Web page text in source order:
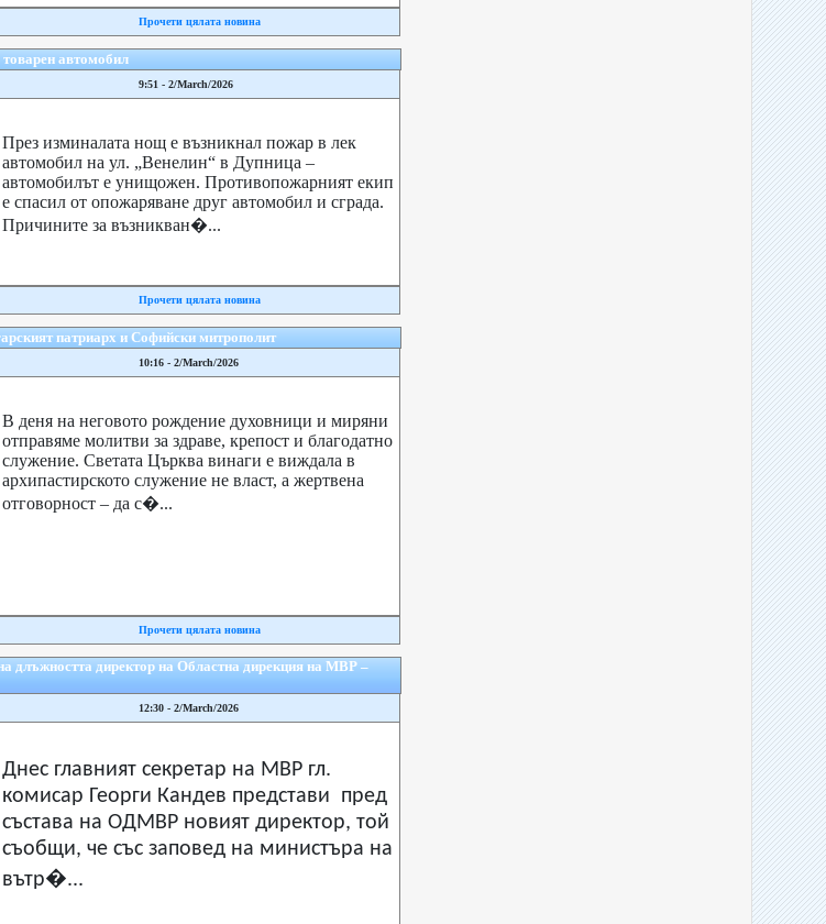
Прочети цялата новина
автомобил
9:51 - 2/March/2026
През изминалата нощ е възникнал пожар в лек
автомобил на ул. „Венелин“ в Дупница –
автомобилът е унищожен. Противопожарният екип
е спасил от опожаряване друг автомобил и сграда.
Причините за възникван�...
Прочети цялата новина
патриарх и Софийски митрополит
10:16 - 2/March/2026
В деня на неговото рождение духовници и миряни
отправяме молитви за здраве, крепост и благодатно
служение. Светата Църква винаги е виждала в
архипастирското служение не власт, а жертвена
отговорност – да с�...
Прочети цялата новина
длъжността директор на Областна дирекция на МВР –
12:30 - 2/March/2026
Днес главният секретар на МВР гл.
комисар Георги Кандев представи пред
състава на ОДМВР новият директор, той
съобщи, че със заповед на министъра на
вътр�...